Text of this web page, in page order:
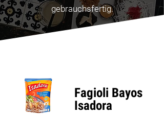
gebrauchsfertig.
Fagioli Bayos
Isadora